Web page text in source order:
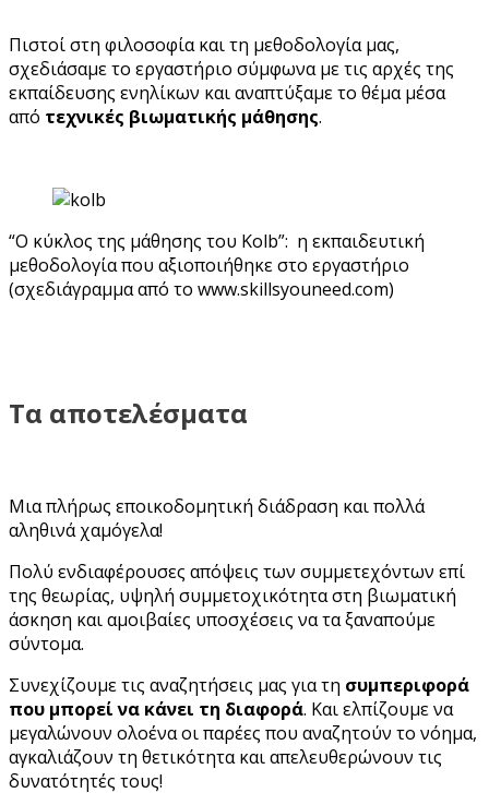
Πιστοί στη φιλοσοφία και τη μεθοδολογία μας,
σχεδιάσαμε το εργαστήριο σύμφωνα με τις αρχές της
εκπαίδευσης ενηλίκων και αναπτύξαμε το θέμα μέσα
από τεχνικές βιωματικής μάθησης.
“Ο κύκλος της μάθησης του Kolb”: η εκπαιδευτική
μεθοδολογία που αξιοποιήθηκε στο εργαστήριο
(σχεδιάγραμμα από το www.skillsyouneed.com)
Τα αποτελέσματα
Μια πλήρως εποικοδομητική διάδραση και πολλά
αληθινά χαμόγελα!
Πολύ ενδιαφέρουσες απόψεις των συμμετεχόντων επί
της θεωρίας, υψηλή συμμετοχικότητα στη βιωματική
άσκηση και αμοιβαίες υποσχέσεις να τα ξαναπούμε
σύντομα.
Συνεχίζουμε τις αναζητήσεις μας για τη συμπεριφορά
που μπορεί να κάνει τη διαφορά. Και ελπίζουμε να
μεγαλώνουν ολοένα οι παρέες που αναζητούν το νόημα,
αγκαλιάζουν τη θετικότητα και απελευθερώνουν τις
δυνατότητές τους!